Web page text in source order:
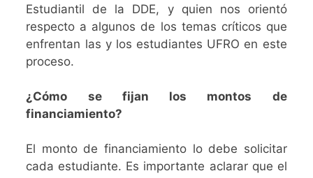
Estudiantil de la DDE, y quien nos orientó
respecto a algunos de los temas críticos que
enfrentan las y los estudiantes UFRO en este
proceso.
¿Cómo se fijan los montos de
financiamiento?
El monto de financiamiento lo debe solicitar
cada estudiante. Es importante aclarar que el